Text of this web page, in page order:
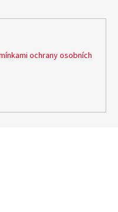
ochrany osobních